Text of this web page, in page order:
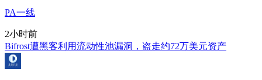
PA一线
2小时前
Bifrost遭黑客利用流动性池漏洞，盗走约72万美元资产